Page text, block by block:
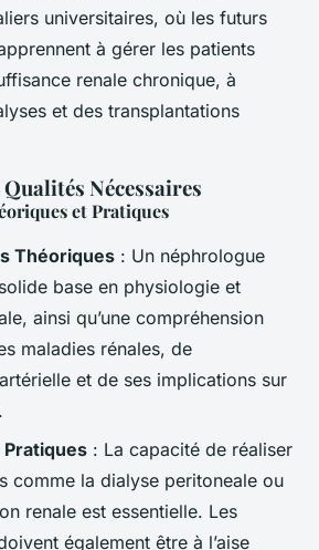
universitaires, où les futurs
à gérer les patients
renale chronique, à
et des transplantations
Nécessaires
et Pratiques
Théoriques : Un néphrologue
base en physiologie et
ainsi qu’une compréhension
maladies rénales, de
et de ses implications sur
: La capacité de réaliser
comme la dialyse peritoneale ou
renale est essentielle. Les
également être à l’aise